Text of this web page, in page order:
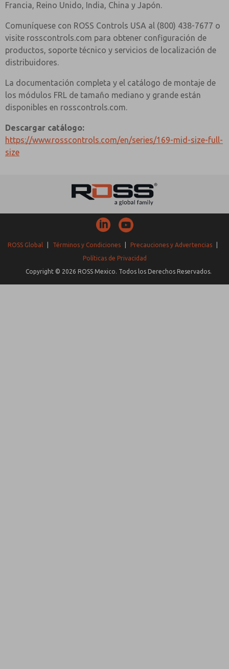
Francia, Reino Unido, India, China y Japón.
Comuníquese con ROSS Controls USA al (800) 438-7677 o
visite rosscontrols.com para obtener configuración de
productos, soporte técnico y servicios de localización de
distribuidores.
La documentación completa y el catálogo de montaje de
los módulos FRL de tamaño mediano y grande están
disponibles en rosscontrols.com.
Descargar catálogo:
https://www.rosscontrols.com/en/series/169-mid-size-full-
size
ROSS Global Términos y Condiciones Precauciones y Advertencias
Políticas de Privacidad
Copyright © 2026 ROSS Mexico. Todos los Derechos Reservados.